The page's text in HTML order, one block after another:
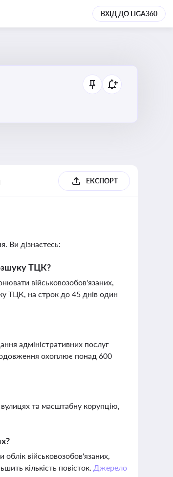
ВХІД ДО LIGA360
ЕКСПОРТ
Ви дізнаєтесь:
ТЦК?
військовозобов'язаних,
ТЦК, на строк до 45 днів один
адміністративних послуг
охоплює понад 600
та масштабну корупцію,
військовозобов'язаних,
кількість повісток. Джерело